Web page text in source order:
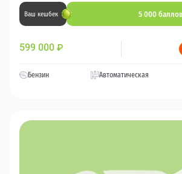
Ваш кешбек 5 000 баллов
599 000 ₽
Бензин Автоматическая